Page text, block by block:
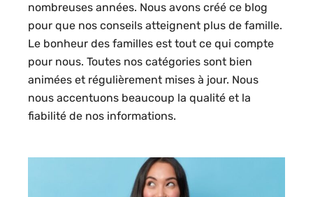
nombreuses années. Nous avons créé ce blog
pour que nos conseils atteignent plus de famille.
Le bonheur des familles est tout ce qui compte
pour nous. Toutes nos catégories sont bien
animées et régulièrement mises à jour. Nous
nous accentuons beaucoup la qualité et la
fiabilité de nos informations.